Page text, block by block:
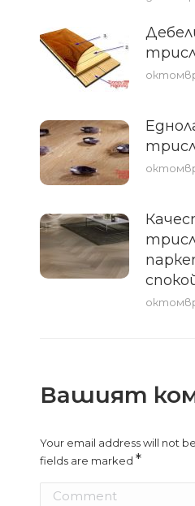
Вашият
Your email address will not
fields are marked*
Comment